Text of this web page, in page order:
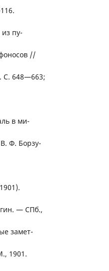
пу-
//
С. 648—663;
в ми-
Ф. Борзу-
— СПб.,
замет-
1901.